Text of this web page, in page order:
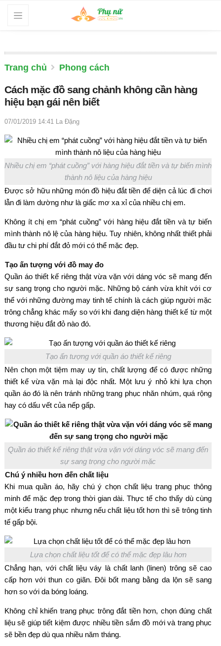
Trang chủ Phong cách
Cách mặc đồ sang chảnh không cần hàng
hiệu bạn gái nên biết
07/01/2019 14:41 La Đặng
Nhiều chị em “phát cuồng” với hàng hiệu đắt tiền và tự biến mình
thành nô liệu của hàng hiệu
Được sở hữu những món đồ hiệu đắt tiền để diện cả lúc đi chơi
lẫn đi làm dường như là giấc mơ xa xỉ của nhiều chị em.
Không ít chị em “phát cuồng” với hàng hiệu đắt tiền và tự biến
mình thành nô lệ của hàng hiệu. Tuy nhiên, không nhất thiết phải
đầu tư chi phí đắt đỏ mới có thể mặc đẹp.
Tạo ấn tượng với đồ may đo
Quần áo thiết kế riêng thật vừa vặn với dáng vóc sẽ mang đến
sự sang trọng cho người mặc. Những bộ cánh vừa khít với cơ
thể với những đường may tinh tế chính là cách giúp người mặc
trông chẳng khác mấy so với khi đang diện hàng thiết kế từ một
thương hiệu đắt đỏ nào đó.
Tạo ấn tượng với quần áo thiết kế riêng
Nên chọn một tiệm may uy tín, chất lượng để có được những
thiết kế vừa vặn mà lại độc nhất. Một lưu ý nhỏ khi lựa chọn
quần áo đó là nên tránh những trang phục nhăn nhúm, quá rộng
hay có dấu vết của nếp gấp.
Quần áo thiết kế riêng thật vừa vặn với dáng vóc sẽ mang đến
sự sang trọng cho người mặc
Chú ý nhiều hơn đến chất liệu
Khi mua quần áo, hãy chú ý chọn chất liệu trang phục thông
minh để mặc đẹp trong thời gian dài. Thực tế cho thấy dù cùng
một kiểu trang phục nhưng nếu chất liệu tốt hơn thì sẽ trông tinh
tế gấp bội.
Lựa chọn chất liệu tốt để có thể mặc đẹp lâu hơn
Chẳng hạn, với chất liệu váy là chất lanh (linen) trông sẽ cao
cấp hơn với thun co giãn. Đôi bốt mang bằng da lộn sẽ sang
hơn so với da bóng loáng.
Không chỉ khiến trang phục trông đắt tiền hơn, chọn đúng chất
liệu sẽ giúp tiết kiệm được nhiều tiền sắm đồ mới và trang phục
sẽ bền đẹp dù qua nhiều năm tháng.